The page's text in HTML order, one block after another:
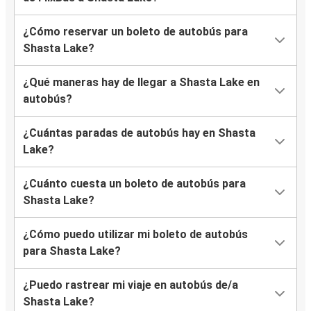
¿Cómo reservar un boleto de autobús para
Shasta Lake?
¿Qué maneras hay de llegar a Shasta Lake en
autobús?
¿Cuántas paradas de autobús hay en Shasta
Lake?
¿Cuánto cuesta un boleto de autobús para
Shasta Lake?
¿Cómo puedo utilizar mi boleto de autobús
para Shasta Lake?
¿Puedo rastrear mi viaje en autobús de/a
Shasta Lake?